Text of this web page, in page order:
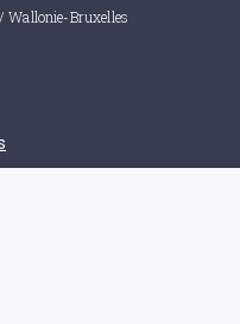
Wallonie-Bruxelles